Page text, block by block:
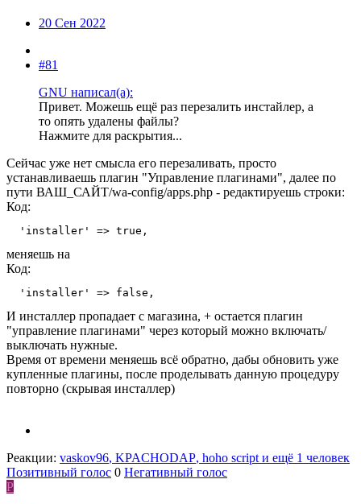
20 Сен 2022
#81
GNU написал(а):
Привет. Можешь ещё раз перезалить инстайлер, а
то опять удалены файлы?
Нажмите для раскрытия...
Сейчас уже нет смысла его перезаливать, просто
устанавливаешь плагин "Управление плагинами", далее по
пути ВАШ_САЙТ/wa-config/apps.php - редактируешь строки:
Код:
  'installer' => true,
меняешь на
Код:
  'installer' => false,
И инсталлер пропадает с магазина, + остается плагин
"управление плагинами" через который можно включать/
выключать нужные.
Время от времени меняешь всё обратно, дабы обновить уже
купленные плагины, после проделывать данную процедуру
повторно (скрывая инсталлер)
Реакции: vaskov96, KPACHODAP, hoho script и ещё 1 человек
Позитивный голос 0 Негативный голос
P